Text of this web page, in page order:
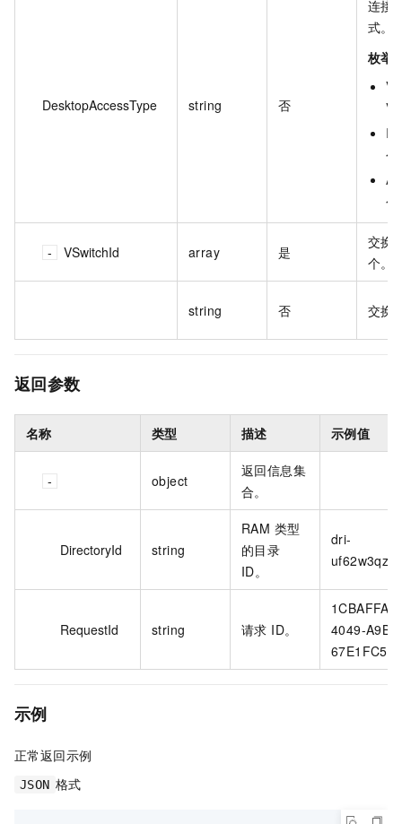
DesktopAccessType string 否
连接
式。
枚举
公
公
VSwitchId array 是
交换
个。
string 否 交换
返回参数
名称 类型 描述 示例值
object
返回信息集
合。
DirectoryId string
RAM 类型
的目录
ID。
dri-
RequestId string 请求 ID。
4049-
示例
正常返回示例
JSON 格式